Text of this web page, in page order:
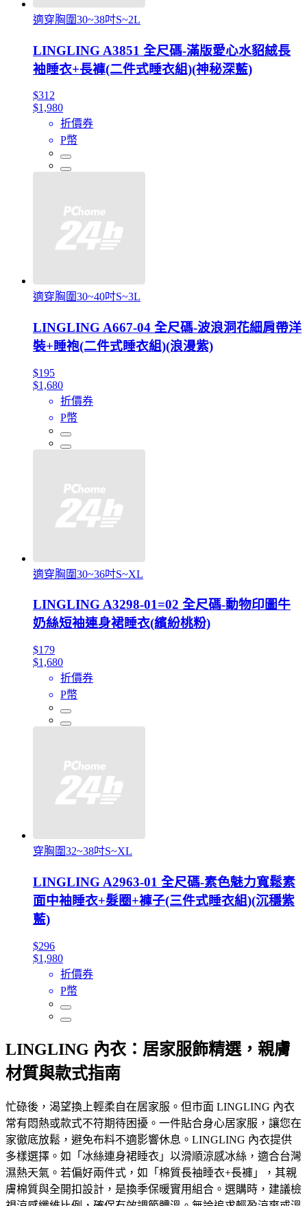
適穿胸圍30~38吋S~2L
LINGLING A3851 全尺碼-滿版愛心水貂絨長
袖睡衣+長褲(二件式睡衣組)(神秘深藍)
$312
$1,980
折價券
P幣
適穿胸圍30~40吋S~3L
LINGLING A667-04 全尺碼-波浪洞花細肩帶洋
裝+睡袍(二件式睡衣組)(浪漫紫)
$195
$1,680
折價券
P幣
適穿胸圍30~36吋S~XL
LINGLING A3298-01=02 全尺碼-動物印圖牛
奶絲短袖連身裙睡衣(繽紛桃粉)
$179
$1,680
折價券
P幣
穿胸圍32~38吋S~XL
LINGLING A2963-01 全尺碼-素色魅力寬鬆素
面中袖睡衣+髮圈+褲子(三件式睡衣組)(沉穩紫
藍)
$296
$1,980
折價券
P幣
LINGLING 內衣：居家服飾精選，親膚
材質與款式指南
忙碌後，渴望換上輕柔自在居家服。但市面 LINGLING 內衣
常有悶熱或款式不符期待困擾。一件貼合身心居家服，讓您在
家徹底放鬆，避免布料不適影響休息。LINGLING 內衣提供
多樣選擇。如「冰絲連身裙睡衣」以滑順涼感冰絲，適合台灣
濕熱天氣。若偏好兩件式，如「棉質長袖睡衣+長褲」，其親
膚棉質與全開扣設計，是換季保暖實用組合。選購時，建議檢